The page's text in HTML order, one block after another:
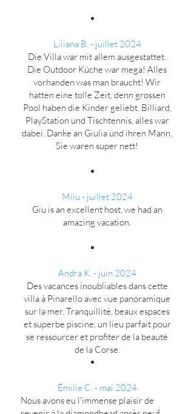
Liliana B. - juillet 2024
Die Villa war mit allem ausgestattet.
Die Outdoor Küche war mega! Alles
vorhanden was man braucht! Wir
hatten eine tolle Zeit, denn grossen
Pool haben die Kinder geliebt. Billiard,
PlayStation und Tischtennis, alles war
dabei. Danke an Giulia und ihren Mann.
Sie waren super nett!
Milu - juillet 2024
Giu is an excellent host, we had an
amazing vacation.
Andra K. - juin 2024
Des vacances inoubliables dans cette
villa à Pinarello avec vue panoramique
sur la mer. Tranquillité, beaux espaces
et superbe piscine, un lieu parfait pour
se ressourcer et profiter de la beauté
de la Corse.
Émilie C. - mai 2024
Nous avons eu l'immense plaisir de